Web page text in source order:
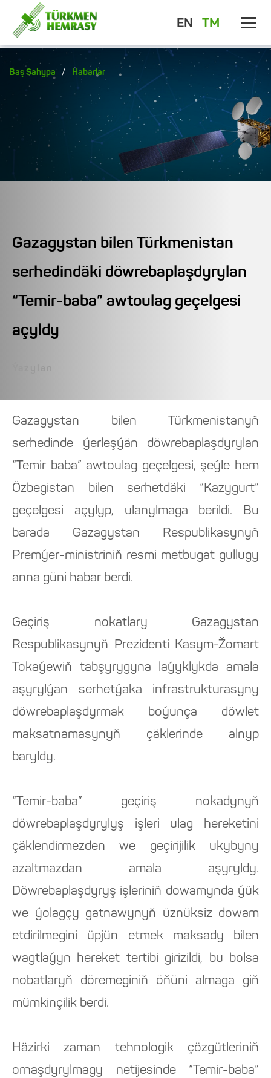
EN TM
Baş Sahypa / Habarlar
Gazagystan bilen Türkmenistan
serhedindäki döwrebaplaşdyrylan
“Temir-baba” awtoulag geçelgesi
açyldy
Gazagystan bilen Türkmenistanyň
serhedinde ýerleşýän döwrebaplaşdyrylan
“Temir baba” awtoulag geçelgesi, şeýle hem
Özbegistan bilen serhetdäki “Kazygurt”
geçelgesi açylyp, ulanylmaga berildi. Bu
barada Gazagystan Respublikasynyň
Premýer-ministriniň resmi metbugat gullugy
anna güni habar berdi.
Geçiriş nokatlary Gazagystan
Respublikasynyň Prezidenti Kasym-Žomart
Tokaýewiň tabşyrygyna laýyklykda amala
aşyrylýan serhetýaka infrastrukturasyny
döwrebaplaşdyrmak boýunça döwlet
maksatnamasynyň çäklerinde alnyp
baryldy.
“Temir-baba” geçiriş nokadynyň
döwrebaplaşdyrylyş işleri ulag hereketini
çäklendirmezden we geçirijilik ukybyny
azaltmazdan amala aşyryldy.
Döwrebaplaşdyryş işleriniň dowamynda ýük
we ýolagçy gatnawynyň üznüksiz dowam
etdirilmegini üpjün etmek maksady bilen
wagtlaýyn hereket tertibi girizildi, bu bolsa
nobatlaryň döremeginiň öňüni almaga giň
mümkinçilik berdi.
Häzirki zaman tehnologik çözgütleriniň
ornaşdyrylmagy netijesinde “Temir-baba”